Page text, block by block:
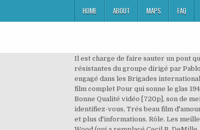
HOME ABOUT MAPS FAQ
Il est charge de faire sauter un pont que gardent les fascistes. Pour elle, ses jambes avaient une grande importance. Il tombe amoureux de Maria, une des résistantes du groupe dirigé par Pablo et sa femme Pilar. Préférences cookies | Durant la guerre civile en Espagne, Robert Jordan, un aventurier américain, s'est engagé dans les Brigades internationales pour combattre aux côtés des républicains. Ex. DVDFr - Pour qui sonne le glas : le test complet du Blu-ray Tags: Regarder film complet Pour qui sonne le glas 1943 en streaming vf et fullstream vk, Pour qui sonne le glas VK streaming, Pour qui sonne le glas 1943 film gratuit, en très Bonne Qualité vidéo [720p], son de meilleur qualité également, voir tout les derniers filmze sur cette plateforme en full HD. Pour écrire un commentaire, identifiez-vous, Trés beau film d'amour et de guerre mais plutôt pour ciné-club. Deux hommes s'enfuient, des soldats à leurs trousses. Découvrez la bande annonce et plus d'informations. Rôle. Les meilleurs films Drame, Explications. Un bon moment de cinéma... Directement adapté du roman d’Ernest Hemingway par Sam Wood (qui a remplacé Cecil B. DeMille, c’est dire le potentiel épique du récit), Pour qui sonne le glas est une œuvre magistrale du cinéma hollywoodien réalisée en pleine seconde guerre mondiale. Pour qui sonne le glas (For Whom the Bell Tolls) est un film américain réalisé par Sam Wood sorti en 1943. Spider-Man Homecoming sur Netflix : une vraie et une fausse audition pour Tom Holland ! Fernando Trueba, avec Robert Jordan. Robert rencontre une jeune fille recueillie par Pilar, Maria. Les services AlloCiné | Qui sommes-nous | Ce film est tiré du roman d'Ernest Hemingway Pour qui sonne le glas. Venu combattre aux côtés des républicains lors de la Guerre d'Espagne, l'américain Robert Jordan est chargé de faire sauter en Castille un pont défendu par les fascistes, afin de couper la route à l'armée franquiste.Il tombe amoureux de Maria, une des résistantes du groupe dirigé par Pablo et sa femme Pilar. Media in category "For Whom the Bell Tolls (film)" The following 2 files are in this category, out of 2 total. En complément, deux entretiens. ... Film Bande annonce. Cliquez sur une vignette pour l’agrandir. Apprendre la définition de 'Pour qui sonne le glas'. Très beau film d'amour et de guerre plutôt pour ciné club. de Sam Wood, est l'adaptation du roman éponyme